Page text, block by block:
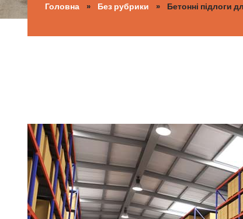
Головна » Без рубрики » Бетонні підлоги